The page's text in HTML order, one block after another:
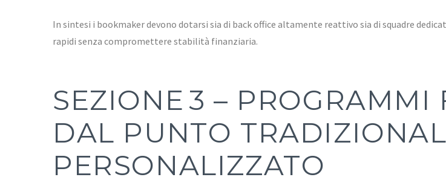
In sintesi i bookmaker devono dotarsi sia di back office altamente reattivo sia di squadre
rapidi senza compromettere stabilità finanziaria.
SEZIONE 3 – PROGRAMMI
DAL PUNTO
PERSONALIZZATO